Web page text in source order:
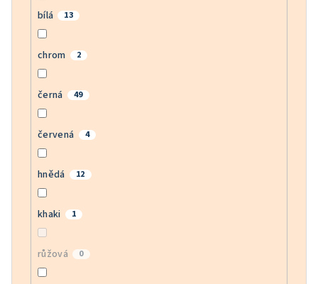
bílá 13
chrom 2
černá 49
červená 4
hnědá 12
khaki 1
růžová 0